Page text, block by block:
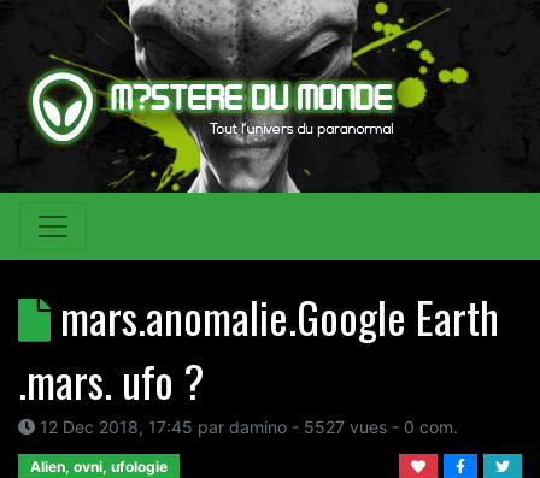
mars.anomalie.Google Earth
.mars. ufo ?
12 Dec 2018, 17:45 par damino - 5527 vues - 0 com.
Alien, ovni, ufologie